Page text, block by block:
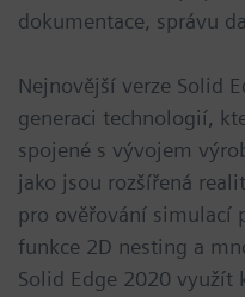
dokumentace, správu
Nejnovější verze Solid
generaci technologií,
spojené s vývojem
jako jsou rozšířená
pro ověřování simulací
funkce 2D nesting a
Solid Edge 2020 využít